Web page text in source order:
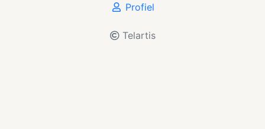
Profiel
Telartis